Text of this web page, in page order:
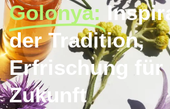
Golonya:
der Tradition,
Erfrischung für
Zukunft